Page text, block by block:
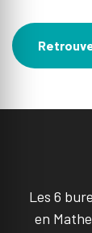
Les 6
en